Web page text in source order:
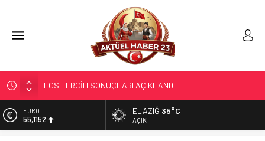
KALE’YE TAKFİYE YAPILDI…
GÜR; ”GELECEĞE YATIRIM YAPALIM…”
YENİ SEZON; YENİ KURALLAR…
EURO
55,1152
ELAZIĞ 35°C
AÇIK